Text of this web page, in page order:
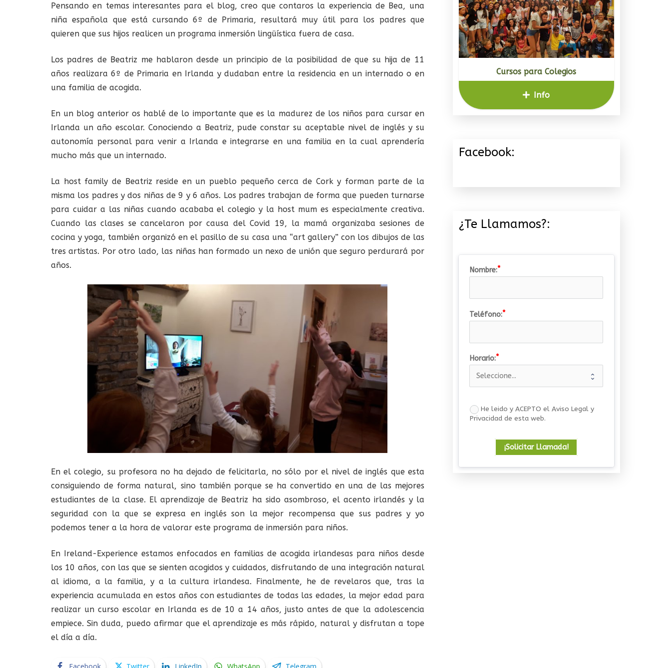
Pensando en temas interesantes para el blog, creo que contaros la experiencia de Bea, una
niña española que está cursando 6º de Primaria, resultará muy útil para los padres que
quieren que sus hijos realicen un programa inmersión lingüística fuera de casa.
Los padres de Beatriz me hablaron desde un principio de la posibilidad de que su hija de 11
años realizara 6º de Primaria en Irlanda y dudaban entre la residencia en un internado o en
una familia de acogida.
En un blog anterior os hablé de lo importante que es la madurez de los niños para cursar en
Irlanda un año escolar. Conociendo a Beatriz, pude constar su aceptable nivel de inglés y su
autonomía personal para venir a Irlanda e integrarse en una familia en la cual aprendería
mucho más que un internado.
La host family de Beatriz reside en un pueblo pequeño cerca de Cork y forman parte de la
misma los padres y dos niñas de 9 y 6 años. Los padres trabajan de forma que pueden turnarse
para cuidar a las niñas cuando acababa el colegio y la host mum es especialmente creativa.
Cuando las clases se cancelaron por causa del Covid 19, la mamá organizaba sesiones de
cocina y yoga, también organizó en el pasillo de su casa una “art gallery” con los dibujos de las
tres artistas. Por otro lado, las niñas han formado un nexo de unión que seguro perdurará por
años.
En el colegio, su profesora no ha dejado de felicitarla, no sólo por el nivel de inglés que esta
consiguiendo de forma natural, sino también porque se ha convertido en una de las mejores
estudiantes de la clase. El aprendizaje de Beatriz ha sido asombroso, el acento irlandés y la
seguridad con la que se expresa en inglés son la mejor recompensa que sus padres y yo
podemos tener a la hora de valorar este programa de inmersión para niños.
En Ireland-Experience estamos enfocados en familias de acogida irlandesas para niños desde
los 10 años, con las que se sienten acogidos y cuidados, disfrutando de una integración natural
al idioma, a la familia, y a la cultura irlandesa. Finalmente, he de revelaros que, tras la
experiencia acumulada en estos años con estudiantes de todas las edades, la mejor edad para
realizar un curso escolar en Irlanda es de 10 a 14 años, justo antes de que la adolescencia
empiece. Sin duda, puedo afirmar que el aprendizaje es más rápido, natural y disfrutan a tope
el día a día.
Cursos para Colegios
Info
Facebook:
¿Te Llamamos?:
Nombre:
Teléfono:
Horario:
He leido y ACEPTO el Aviso Legal y
Privacidad de esta web.
¡Solicitar Llamada!